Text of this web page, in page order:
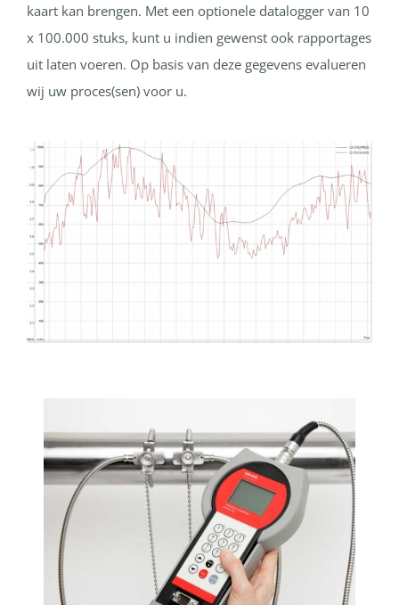
kaart kan brengen. Met een optionele datalogger van 10
x 100.000 stuks, kunt u indien gewenst ook rapportages
uit laten voeren. Op basis van deze gegevens evalueren
wij uw proces(sen) voor u.